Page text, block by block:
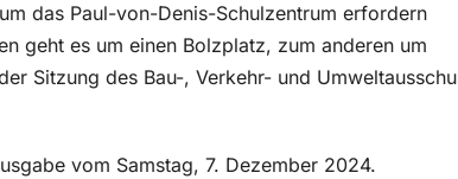
das Paul-von-Denis-Schulzentrum erfordern
geht es um einen Bolzplatz, zum anderen um
Sitzung des Bau-, Verkehr- und
vom Samstag, 7. Dezember 2024.